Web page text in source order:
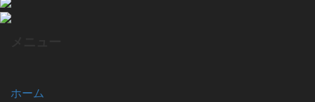
ホーム